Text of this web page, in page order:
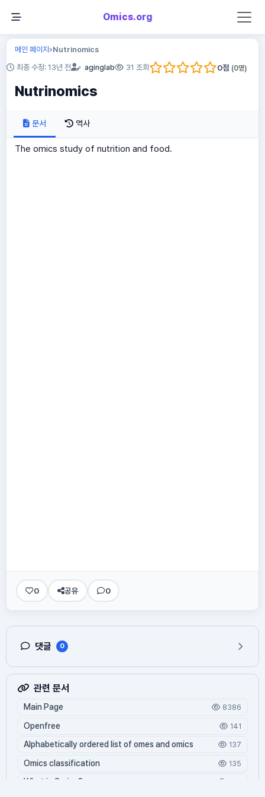
Omics.org
메인 페이지»Nutrinomics
최종 수정: 13년 전 aginglab 31 조회 0점 (0명)
Nutrinomics
문서 역사
The omics study of nutrition and food.
0 공유 0
댓글 0
관련 문서
Main Page 8386
Openfree 141
Alphabetically ordered list of omes and omics 137
Omics classification 135
What is Oming?